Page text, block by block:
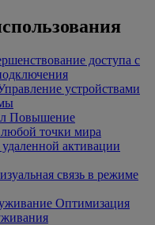
доступа с
устройствами
Повышение
любой точки мира
активации
связь в режиме
Оптимизация